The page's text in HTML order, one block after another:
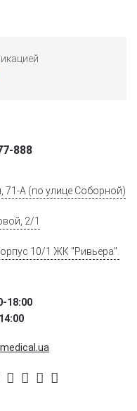
888
71-А (по улице Соборной)
2/1
10/1 ЖК "Ривьера".
18:00